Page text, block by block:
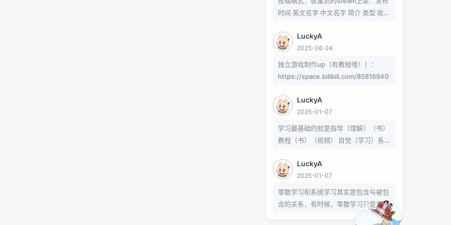
题可以在这里找到
4913586/answer/809280189
https://www.zhihu.com/question/3
Cambria Math和Helvetica字体弄出来
的 但经过试验发现并不是这样搞出来
怎么打的就不需要我教了 上标:sup 下
标:sub 上标:上标文字 下标:下标文字
当然网页中就需要代码了
时间 英文名字 中文名字 简介 类型 收集
类型 作者 b站地址（空间） 宣传视频
地址
LuckyA
2025-06-24
独立游戏制作up（有教程哦！）：
https://space.bilibili.com/85816940
LuckyA
2025-01-07
学习最基础的就是指导（理解）（书）
教程（书）（视频） 自觉（学习）系统
外得到方法的一条途径
LuckyA
2025-01-07
零散学习和系统学习其实是包含与被包
含的关系，有时候，零散学习只是为了
达成某个小的目的，掌握某个操作或解
已链接至主星
PROTOCOL: GALAXY-X9
次元时间
恒星已链接